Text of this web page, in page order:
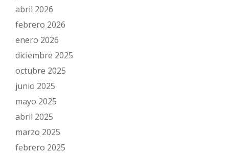
abril 2026
febrero 2026
enero 2026
diciembre 2025
octubre 2025
junio 2025
mayo 2025
abril 2025
marzo 2025
febrero 2025